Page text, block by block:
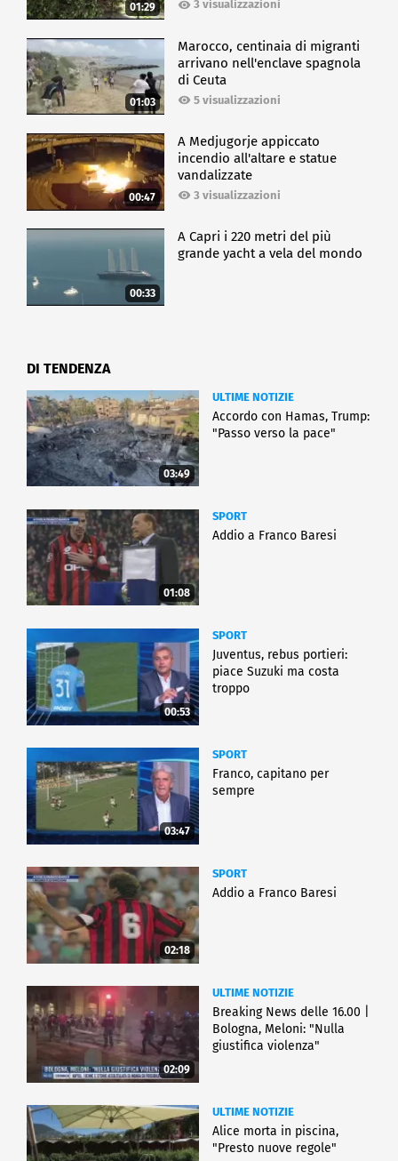
01:29 3 visualizzazioni
01:03
Marocco, centinaia di migranti
arrivano nell'enclave spagnola
di Ceuta
5 visualizzazioni
00:47
A Medjugorje appiccato
incendio all'altare e statue
vandalizzate
3 visualizzazioni
00:33
A Capri i 220 metri del più
grande yacht a vela del mondo
DI TENDENZA
03:49
ULTIME NOTIZIE
Accordo con Hamas, Trump:
"Passo verso la pace"
01:08
SPORT
Addio a Franco Baresi
00:53
SPORT
Juventus, rebus portieri:
piace Suzuki ma costa
troppo
03:47
SPORT
Franco, capitano per
sempre
02:18
SPORT
Addio a Franco Baresi
02:09
ULTIME NOTIZIE
Breaking News delle 16.00 |
Bologna, Meloni: "Nulla
giustifica violenza"
ULTIME NOTIZIE
Alice morta in piscina,
"Presto nuove regole"